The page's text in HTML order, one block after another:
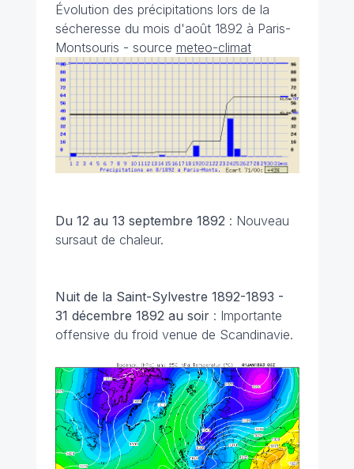
Évolution des précipitations lors de la
sécheresse du mois d'août 1892 à Paris-
Montsouris - source meteo-climat
Du 12 au 13 septembre 1892 : Nouveau
sursaut de chaleur.
Nuit de la Saint-Sylvestre 1892-1893 -
31 décembre 1892 au soir: Importante
offensive du froid venue de Scandinavie.